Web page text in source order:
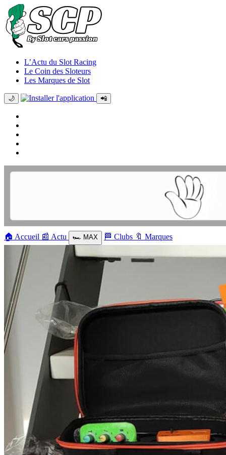
L’Actu du Slot Racing
Le Coin des Sloteurs
Les Marques de Slot
🌙 📲
🏠 Accueil 📰 Actu 🏎️ MAX 🏁 Clubs 🔖 Marques